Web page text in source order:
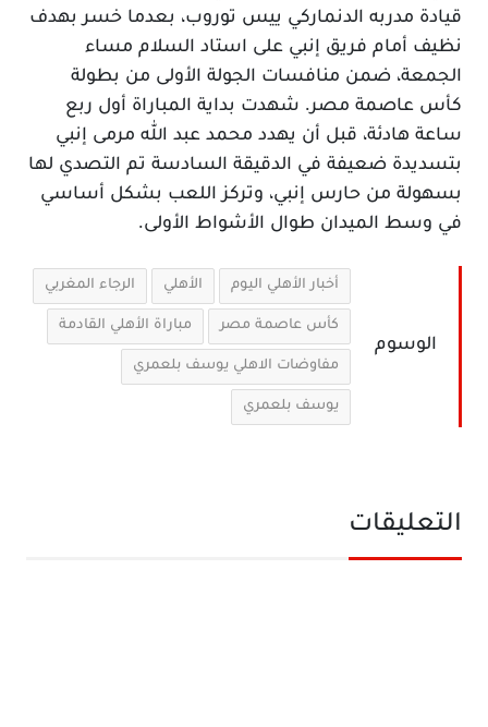
قيادة مدربه الدنماركي ييس توروب، بعدما خسر بهدف
نظيف أمام فريق إنبي على استاد السلام مساء
الجمعة، ضمن منافسات الجولة الأولى من بطولة
كأس عاصمة مصر. شهدت بداية المباراة أول ربع
ساعة هادئة، قبل أن يهدد محمد عبد الله مرمى إنبي
بتسديدة ضعيفة في الدقيقة السادسة تم التصدي لها
بسهولة من حارس إنبي، وتركز اللعب بشكل أساسي
في وسط الميدان طوال الأشواط الأولى.
الوسوم
أخبار الأهلي اليوم الأهلي الرجاء المغربي
كأس عاصمة مصر مباراة الأهلي القادمة
مفاوضات الاهلي يوسف بلعمري
يوسف بلعمري
التعليقات